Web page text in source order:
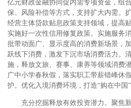
亿元财政金融协同促内需专项资金，组
保、风险补偿等方式，支持扩大内需。
经营主体贷款贴息政策支持领域，提高
实施好一次性信用修复政策。实施服务
批带动面广、显示度高的消费新场景，
跃线下消费，激发下沉市场消费活力。
施，释放文旅、赛事、康养等领域消费
广中小学春秋假，落实职工带薪错峰休
护。优化入境消费环境，打造“购在中国”
充分挖掘释放有效投资潜力。聚焦